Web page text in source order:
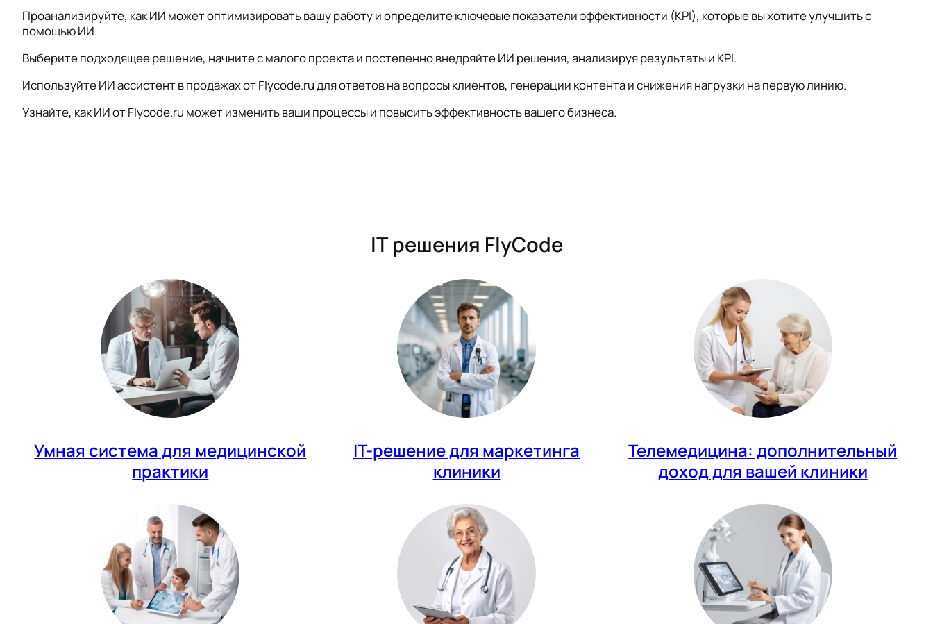
Проанализируйте, как ИИ может оптимизировать вашу работу и определите ключевые показатели эффективности (KPI), которые вы хотите улучшить с
помощью ИИ.
Выберите подходящее решение, начните с малого проекта и постепенно внедряйте ИИ решения, анализируя результаты и KPI.
Используйте ИИ ассистент в продажах от Flycode.ru для ответов на вопросы клиентов, генерации контента и снижения нагрузки на первую линию.
Узнайте, как ИИ от Flycode.ru может изменить ваши процессы и повысить эффективность вашего бизнеса.
IT решения FlyCode
Умная система для медицинской
практики
IT-решение для маркетинга
клиники
Телемедицина: дополнительный
доход для вашей клиники